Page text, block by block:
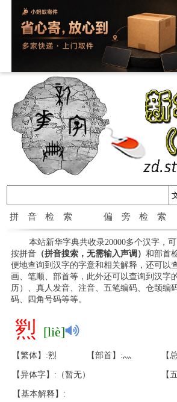
拼音检索 偏旁检索
本站新华字典共收录20000多个汉字，
按拼音（拼音搜索，无需输入声调） 和部首
便地查询到汉字的字意和相关解释，还可以
画、笔顺、部首等，此外还可以查询到汉字
历）、真人发音、注音、五笔编码、仓颉编
码、四角号码等等。
煭 [liè]
【繁体】:煭 【部首】:灬 【
【异体字】:（暂无） 【
【基本解释】: